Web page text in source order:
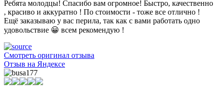
Ребята молодцы! Спасибо вам огромное! Быстро, качественно
, красиво и аккуратно ! По стоимости - тоже все отлично !
Ещё заказываю у вас перила, так как с вами работать одно
удовольствие 😀 всем рекомендую !
Смотреть оригинал отзыва
Отзыв на Яндексе